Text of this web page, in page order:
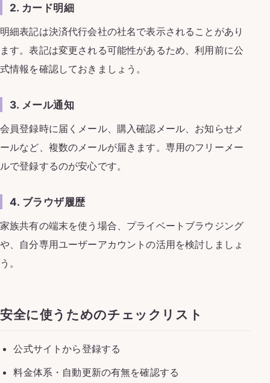
2. カード明細
明細表記は決済代行会社の社名で表示されることがあり
ます。表記は変更される可能性があるため、利用前に公
式情報を確認しておきましょう。
3. メール通知
会員登録時に届くメール、購入確認メール、お知らせメ
ールなど、複数のメールが届きます。専用のフリーメー
ルで登録するのが安心です。
4. ブラウザ履歴
家族共有の端末を使う場合、プライベートブラウジング
や、自分専用ユーザーアカウントの活用を検討しましょ
う。
安全に使うためのチェックリスト
公式サイトから登録する
料金体系・自動更新の有無を確認する